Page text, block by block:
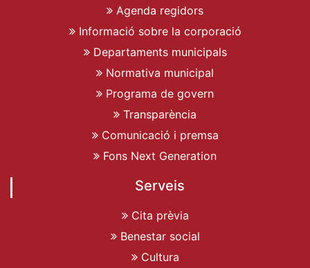
Agenda regidors
Informació sobre la corporació
Departaments municipals
Normativa municipal
Programa de govern
Transparència
Comunicació i premsa
Fons Next Generation
Serveis
Cita prèvia
Benestar social
Cultura